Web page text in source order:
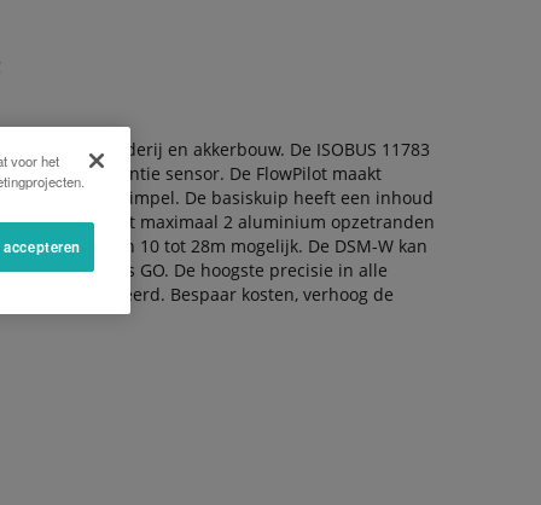
(melk)veehouderij en akkerbouw. De ISOBUS 11783
unieke referentie sensor. De FlowPilot maakt
en simpel. De basiskuip heeft een inhoud
uitgebreid met maximaal 2 aluminium opzetranden
is van 10 tot 28m mogelijk. De DSM-W kan
of Tellus GO. De hoogste precisie in alle
is gegarandeerd. Bespaar kosten, verhoog de
voor het